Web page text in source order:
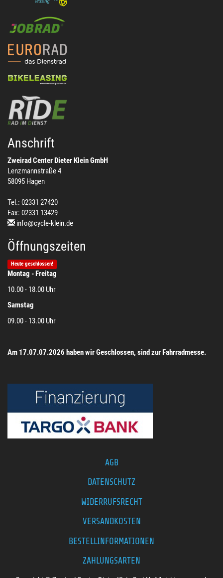
Anschrift
Zweirad Center Dieter Klein GmbH
Lenzmannstraße 4
58095 Hagen
Tel.: 02331 27420
Fax: 02331 13429
info@cycle-klein.de
Öffnungszeiten
Heute geschlossen!
Montag - Freitag
10.00 - 18.00 Uhr
Samstag
09.00 - 13.00 Uhr
Am 17.07.07.2026 haben wir Geschlossen, sind zur Fahrradmesse.
AGB
DATENSCHUTZ
WIDERRUFSRECHT
VERSANDKOSTEN
BESTELLINFORMATIONEN
ZAHLUNGSARTEN